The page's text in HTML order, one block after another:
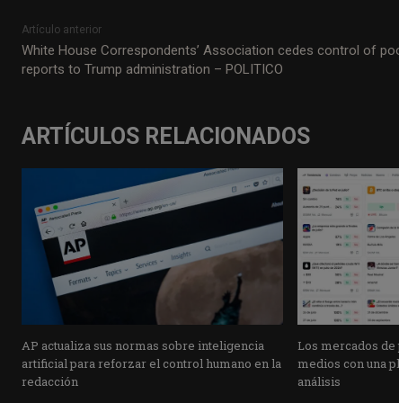
Artículo anterior
White House Correspondents’ Association cedes control of
reports to Trump administration – POLITICO
ARTÍCULOS RELACIONADOS
AP actualiza sus normas sobre inteligencia
artificial para reforzar el control humano en la
redacción
Los mercados
medios con una
análisis